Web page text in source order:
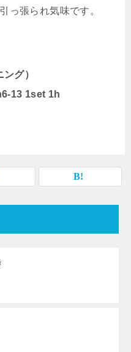
っ張られ気味です。
グ）
13 1set 1h